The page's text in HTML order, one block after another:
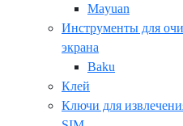
Mayuan
Инструменты для
экрана
Baku
Клей
Ключи для